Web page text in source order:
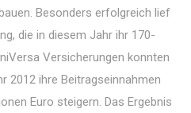
Besonders erfolgreich lief
die in diesem Jahr ihr 170-
Versicherungen konnten
2012 ihre Beitragseinnahmen
Euro steigern. Das Ergebnis